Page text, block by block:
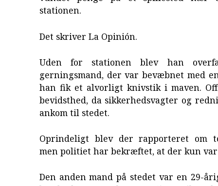
stationen.
Det skriver La Opinión.
Uden for stationen blev han
gerningsmand, der var bevæbnet med
han fik et alvorligt knivstik i maven.
bevidsthed, da sikkerhedsvagter og
ankom til stedet.
Oprindeligt blev der rapporteret om
men politiet har bekræftet, at der kun
Den anden mand på stedet var en 29-